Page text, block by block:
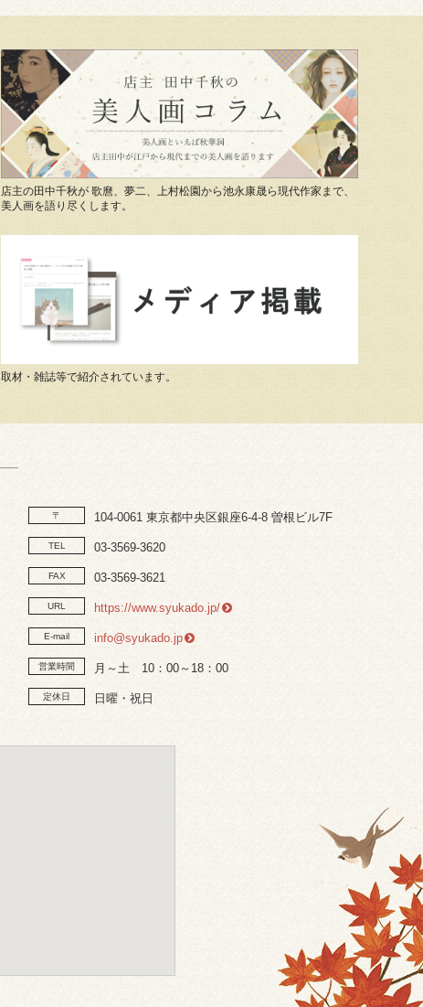
店主の田中千秋が 歌麿、夢二、上村松園から池永康晟ら現代作家まで、
美人画を語り尽くします。
取材・雑誌等で紹介されています。
〒 104-0061 東京都中央区銀座6-4-8 曽根ビル7F
TEL 03-3569-3620
FAX 03-3569-3621
URL https://www.syukado.jp/
E-mail info@syukado.jp
営業時間 月～土 10：00～18：00
定休日 日曜・祝日